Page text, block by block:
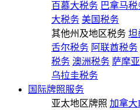
百慕大税务 巴拿马税
大税务 美国税务
其他州及地区税务 坦
舌尔税务 阿联酋税务
税务 澳洲税务 萨摩
乌拉圭税务
国际牌照服务
亚太地区牌照 加拿大